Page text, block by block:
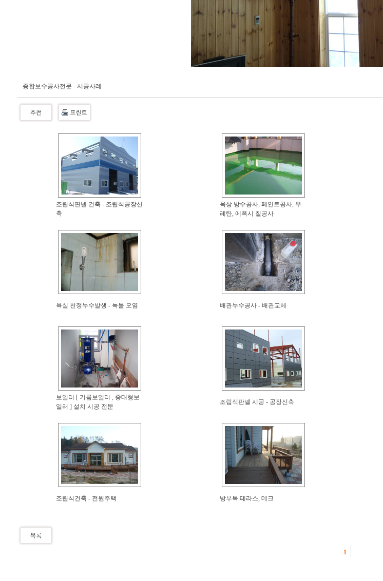
종합보수공사전문 - 시공사례
조립식판넬 건축 - 조립식공장신
축
옥상 방수공사, 페인트공사, 우
레탄, 에폭시 칠공사
욕실 천정누수발생 - 녹물 오염 배관누수공사 - 배관교체
보일러 [ 기름보일러 , 중대형보
일러 ] 설치 시공 전문
조립식판넬 시공 - 공장신축
조립식건축 - 전원주택 방부목 테라스, 데크
1